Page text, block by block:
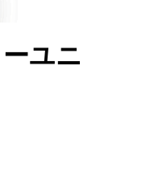
ユニ